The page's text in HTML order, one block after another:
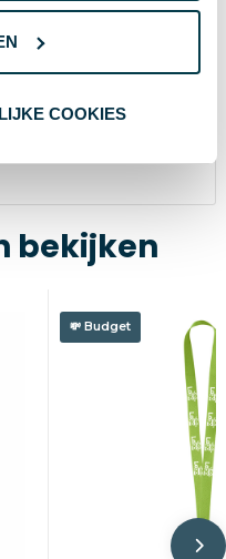
COOKIES
22834
Plastic
Fuchsia
bekijken
Budget